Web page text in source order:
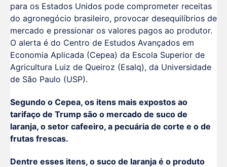
para os Estados Unidos pode comprometer receitas
do agronegócio brasileiro, provocar desequilíbrios de
mercado e pressionar os valores pagos ao produtor.
O alerta é do Centro de Estudos Avançados em
Economia Aplicada (Cepea) da Escola Superior de
Agricultura Luiz de Queiroz (Esalq), da Universidade
de São Paulo (USP).
Segundo o Cepea, os itens mais expostos ao
tarifaço de Trump são o mercado de suco de
laranja, o setor cafeeiro, a pecuária de corte e o de
frutas frescas.
Dentre esses itens, o suco de laranja é o produto